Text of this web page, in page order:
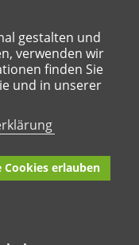
gestalten und
verwenden wir
finden Sie
und in unserer
Cookies erlauben
Marktstraße 88·